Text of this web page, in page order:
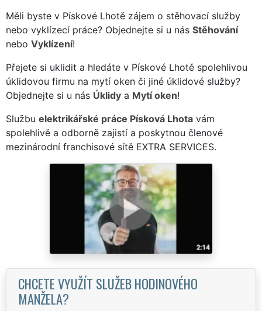
Měli byste v Pískové Lhotě zájem o stěhovací služby
nebo vyklízecí práce? Objednejte si u nás Stěhování
nebo Vyklízení!
Přejete si uklidit a hledáte v Pískové Lhotě spolehlivou
úklidovou firmu na mytí oken či jiné úklidové služby?
Objednejte si u nás Úklidy a Mytí oken!
Službu elektrikářské práce Písková Lhota vám
spolehlivě a odborně zajistí a poskytnou členové
mezinárodní franchisové sítě EXTRA SERVICES.
CHCETE VYUŽÍT SLUŽEB HODINOVÉHO
MANŽELA?